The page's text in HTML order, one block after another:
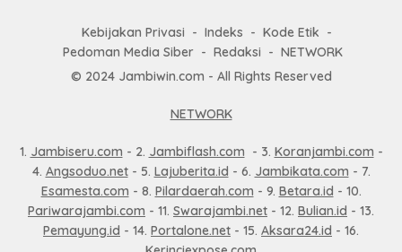
Kebijakan Privasi Indeks
Kode Etik
Pedoman Media Siber
Redaksi
NETWORK
© 2024 Jambiwin.com - All Rights Reserved
NETWORK
1. Jambiseru.com - 2. Jambiflash.com - 3. Koranjambi.com -
4. Angsoduo.net- 5. Lajuberita.id - 6. Jambikata.com - 7.
Esamesta.com - 8. Pilardaerah.com - 9. Betara.id - 10.
Pariwarajambi.com - 11. Swarajambi.net - 12. Bulian.id - 13.
Pemayung.id - 14. Portalone.net - 15. Aksara24.id - 16.